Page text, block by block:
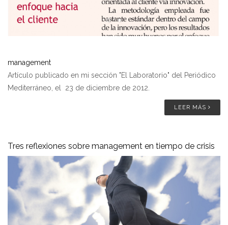
management
Artículo publicado en mi sección "El Laboratorio" del Periódico
Mediterráneo, el 23 de diciembre de 2012.
LEER MÁS
Tres reflexiones sobre management en tiempo de crisis